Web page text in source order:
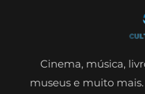
Cinema, música,
museus e muito